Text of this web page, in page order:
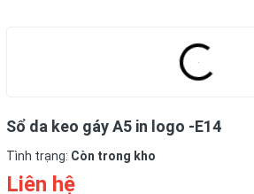
Sổ da keo gáy A5 in logo -E14
Tình trạng: Còn trong kho
Liên hệ